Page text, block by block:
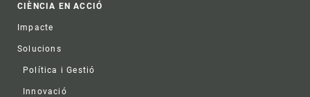
CIÈNCIA EN ACCIÓ
Impacte
Solucions
Política i Gestió
Innovació